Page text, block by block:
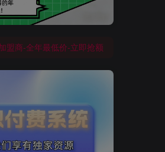
盟商-全年最低价-立即抢额
惠 别错过!
盟商-全年最低价-立即抢额
惠 别错过!